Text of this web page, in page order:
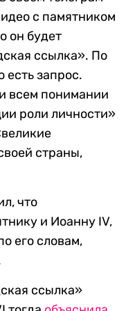
с памятником
он будет
ссылка». По
есть запрос.
всем понимании
роли личности»
страны,
что
и Иоанну IV,
его словам,
ссылка»